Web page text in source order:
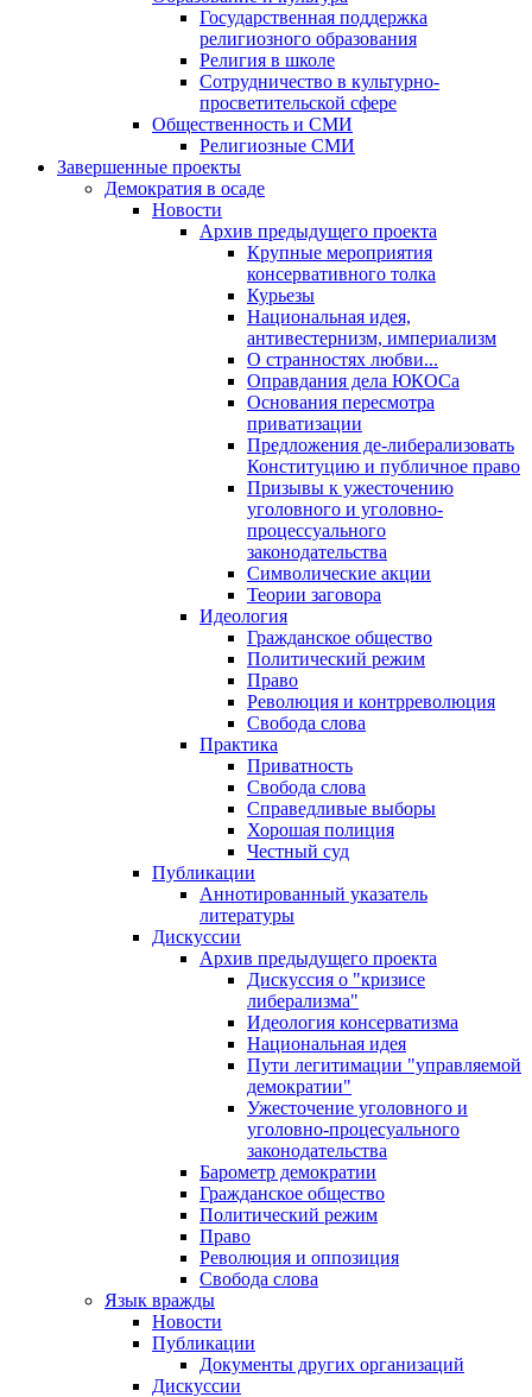
Государственная поддержка
религиозного образования
Религия в школе
Сотрудничество в культурно-
просветительской сфере
Общественность и СМИ
Религиозные СМИ
Завершенные проекты
Демократия в осаде
Новости
Архив предыдущего проекта
Крупные мероприятия
консервативного толка
Курьезы
Национальная идея,
антивестернизм, империализм
О странностях любви...
Оправдания дела ЮКОСа
Основания пересмотра
приватизации
Предложения де-либерализовать
Конституцию и публичное право
Призывы к ужесточению
уголовного и уголовно-
процессуального
законодательства
Символические акции
Теории заговора
Идеология
Гражданское общество
Политический режим
Право
Революция и контрреволюция
Свобода слова
Практика
Приватность
Свобода слова
Справедливые выборы
Хорошая полиция
Честный суд
Публикации
Аннотированный указатель
литературы
Дискуссии
Архив предыдущего проекта
Дискуссия о "кризисе
либерализма"
Идеология консерватизма
Национальная идея
Пути легитимации "управляемой
демократии"
Ужесточение уголовного и
уголовно-процесуального
законодательства
Барометр демократии
Гражданское общество
Политический режим
Право
Революция и оппозиция
Свобода слова
Язык вражды
Новости
Публикации
Документы других организаций
Дискуссии